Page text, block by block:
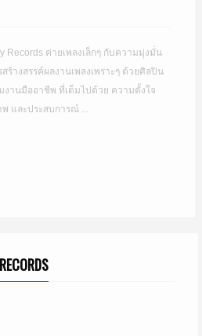
Records ค่ายเพลงเล็กๆ กับความมุ่งมั่น
สร้างสรรค์ผลงานเพลงเพราะๆ ด้วยศิลปิน
งานมืออาชีพ ที่เต็มไปด้วย ความตั้งใจ
และประสบการณ์ ...